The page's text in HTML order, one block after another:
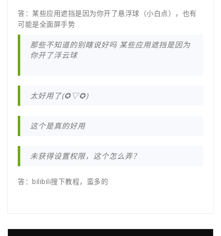
答：某些应用遮挡是因为你开了悬浮球（小白点），也有
可能是全面屏手势
那些不知道的别瞎说好吗 某些应用遮挡是因为
你开了浮云球
太好用了(✪▽✪)
这个是真的好用
未获得设置权限，这个怎么弄？
答：bilibili搜下教程，蛮多的